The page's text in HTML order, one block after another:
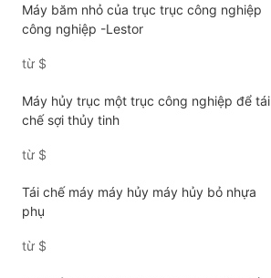
Máy băm nhỏ của trục trục công nghiệp
công nghiệp -Lestor
từ $
Máy hủy trục một trục công nghiệp để tái
chế sợi thủy tinh
từ $
Tái chế máy máy hủy máy hủy bỏ nhựa
phụ
từ $